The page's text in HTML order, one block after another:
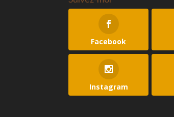
Facebook
Instagram